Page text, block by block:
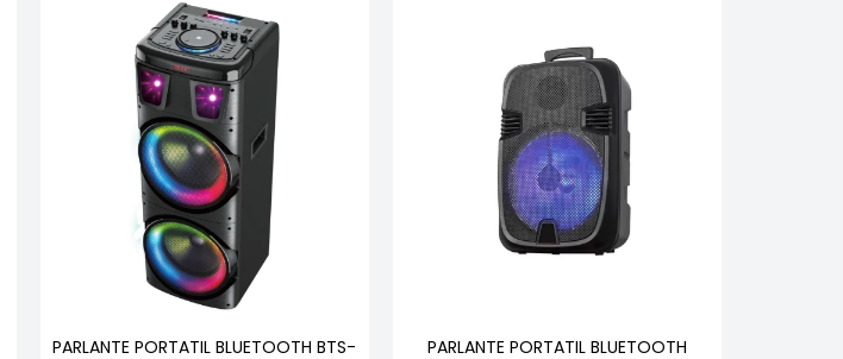
PARLANTE PORTATIL BLUETOOTH BTS-
PARLANTE PORTATIL BLUETOOTH